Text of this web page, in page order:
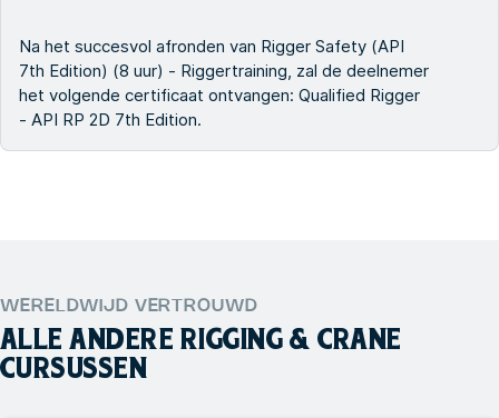
Na het succesvol afronden van Rigger Safety (API
7th Edition) (8 uur) - Riggertraining, zal de deelnemer
het volgende certificaat ontvangen: Qualified Rigger
- API RP 2D 7th Edition.
WERELDWIJD VERTROUWD
ALLE ANDERE RIGGING & CRANE
CURSUSSEN